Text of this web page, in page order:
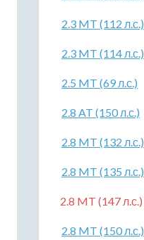
2.3 MT (112 л.с.)
2.3 MT (114 л.с.)
2.5 MT (69 л.с.)
2.8 AT (150 л.с.)
2.8 MT (132 л.с.)
2.8 MT (135 л.с.)
2.8 MT (147 л.с.)
2.8 MT (150 л.с.)